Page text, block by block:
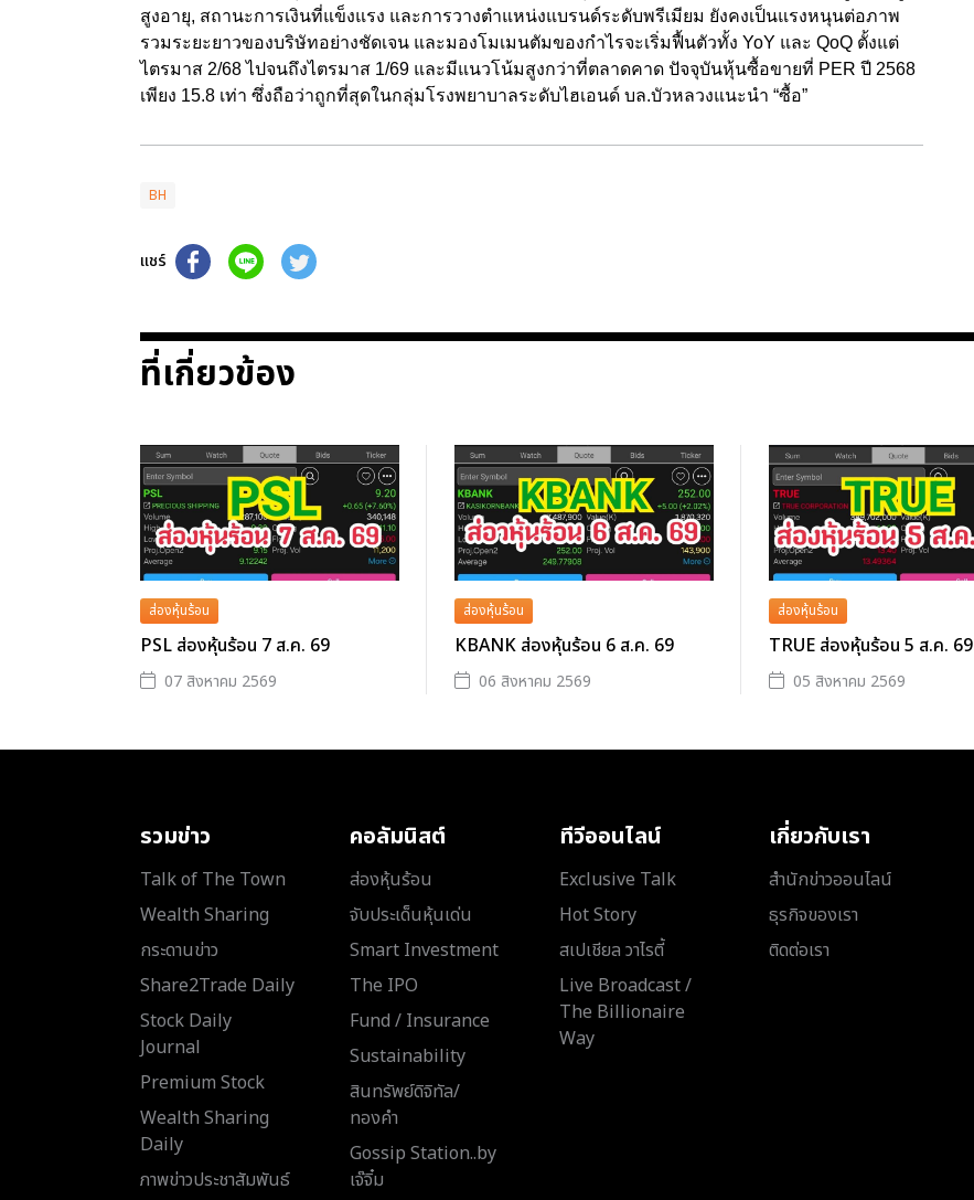
สูงอายุ, สถานะการเงินที่แข็งแรง และการวางตำแหน่งแบรนด์ระดับพรีเมียม ยังคงเป็นแรงหนุนต่อภาพ
รวมระยะยาวของบริษัทอย่างชัดเจน และมองโมเมนตัมของกำไรจะเริ่มฟื้นตัวทั้ง YoY และ QoQ ตั้งแต่
ไตรมาส 2/68 ไปจนถึงไตรมาส 1/69 และมีแนวโน้มสูงกว่าที่ตลาดคาด ปัจจุบันหุ้นซื้อขายที่ PER ปี 2568
เพียง 15.8 เท่า ซึ่งถือว่าถูกที่สุดในกลุ่มโรงพยาบาลระดับไฮเอนด์ บล.บัวหลวงแนะนำ “ซื้อ”
BH
แชร์
ที่เกี่ยวข้อง
ส่องหุ้นร้อน
PSL ส่องหุ้นร้อน 7 ส.ค. 69
07 สิงหาคม 2569
ส่องหุ้นร้อน
KBANK ส่องหุ้นร้อน 6 ส.ค. 69
06 สิงหาคม 2569
ส่องหุ้นร้อน
TRUE ส่องหุ้นร้อน 5 ส.ค. 69
05 สิงหาคม 2569
รวมข่าว
Talk of The Town
Wealth Sharing
กระดานข่าว
Share2Trade Daily
Stock Daily
Journal
Premium Stock
Wealth Sharing
Daily
ภาพข่าวประชาสัมพันธ์
คอลัมนิสต์
ส่องหุ้นร้อน
จับประเด็นหุ้นเด่น
Smart Investment
The IPO
Fund / Insurance
Sustainability
สินทรัพย์ดิจิทัล/
ทองคำ
Gossip Station..by
เจ๊จิ๋ม
ทีวีออนไลน์
Exclusive Talk
Hot Story
สเปเชียล วาไรตี้
Live Broadcast /
The Billionaire
Way
เกี่ยวกับเรา
สำนักข่าวออนไลน์
ธุรกิจของเรา
ติดต่อเรา